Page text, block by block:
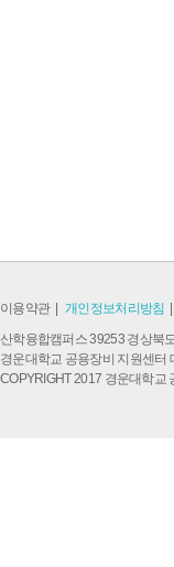
이용약관| 개인정보처리방침
산학융합캠퍼스 39253 경상북
경운대학교 공용장비 지원센터
COPYRIGHT 2017 경운대학교